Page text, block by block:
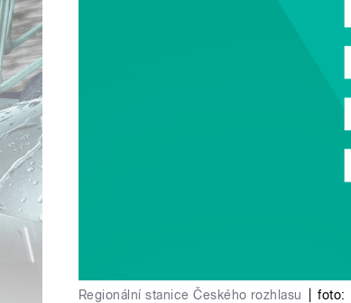
Regionální stanice Českého rozhlasu foto: